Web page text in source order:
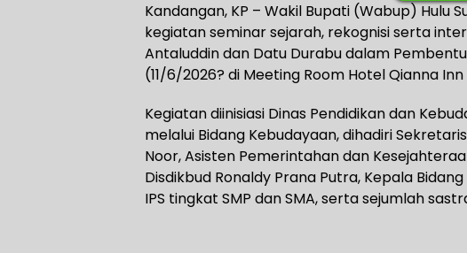
Kandangan, KP – Wakil Bupati (Wabup) Hulu
kegiatan seminar sejarah, rekognisi serta
Antaluddin dan Datu Durabu dalam
(11/6/2026? di Meeting Room Hotel Qianna
Kegiatan diinisiasi Dinas Pendidikan dan
melalui Bidang Kebudayaan, dihadiri
Noor, Asisten Pemerintahan dan
Disdikbud Ronaldy Prana Putra, Kepala
IPS tingkat SMP dan SMA, serta sejumlah